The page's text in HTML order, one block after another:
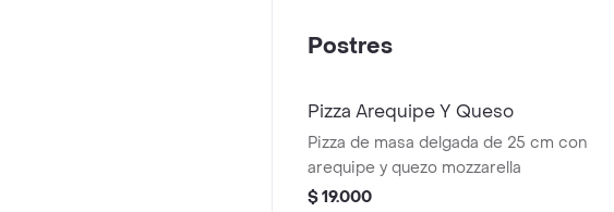
Postres
Pizza Arequipe Y Queso
Pizza de masa delgada de 25 cm con
arequipe y quezo mozzarella
$ 19.000